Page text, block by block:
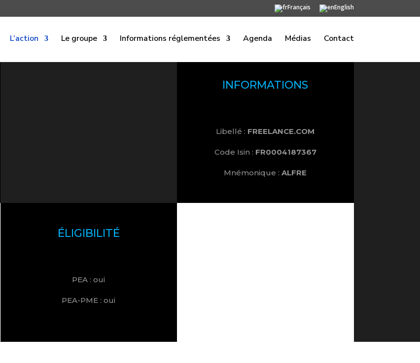
Français English
L’action Le groupe Informations réglementées Agenda Médias Contact
INFORMATIONS
Libellé : FREELANCE.COM
Code Isin : FR0004187367
Mnémonique :ALFRE
ÉLIGIBILITÉ
PEA : oui
PEA-PME : oui